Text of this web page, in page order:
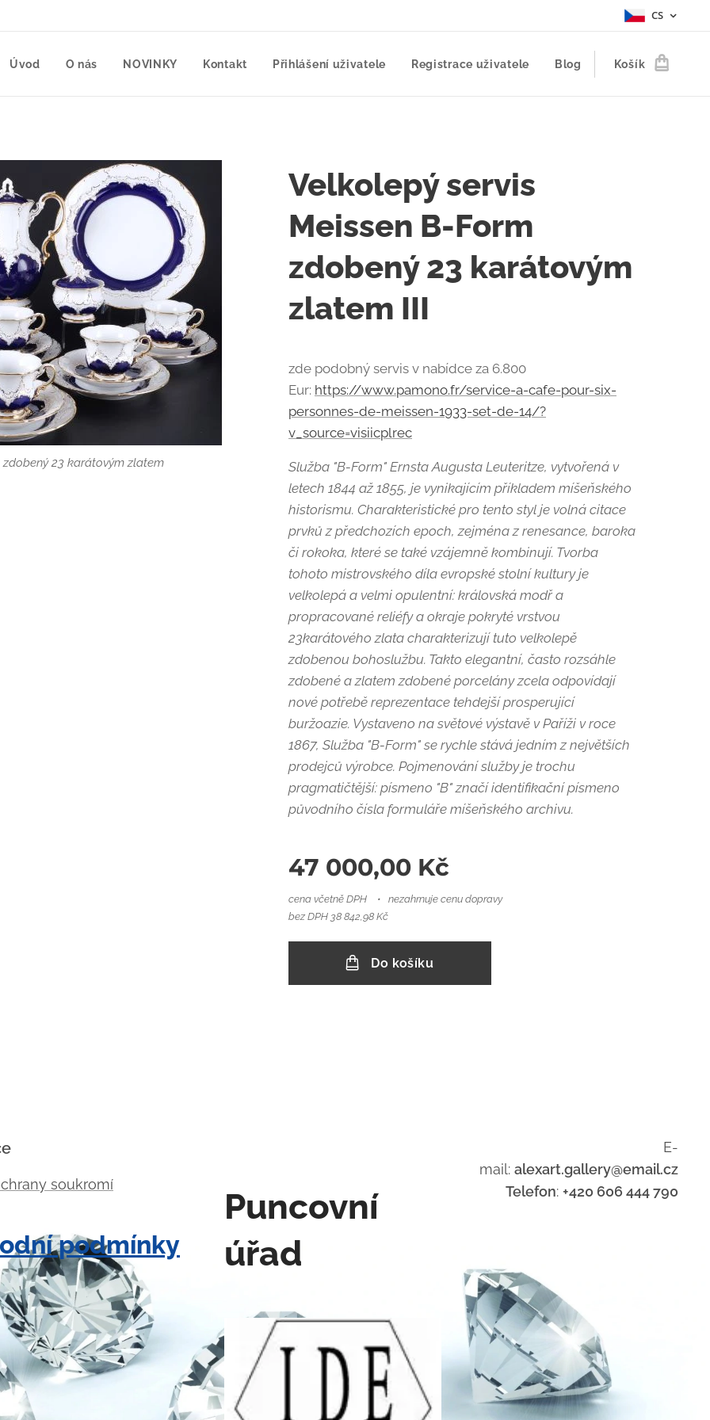
CS
Úvod O nás NOVINKY Kontakt Přihlášení uživatele Registrace uživatele Blog Košík
Velkolepý servis
Meissen B-Form
zdobený 23 karátovým
zlatem III
zdobený 23 karátovým zlatem
zdobený 23 karátovým zlatem
zdobený 23 karátovým zlatem
zdobený 23 karátovým zlatem
zdobený 23 karátovým zlatem
zdobený 23 karátovým zlatem
zde podobný servis v nabídce za 6.800
Eur: https://www.pamono.fr/service-a-cafe-pour-six-
personnes-de-meissen-1933-set-de-14/?
v_source=visiicplrec
Služba "B-Form" Ernsta Augusta Leuteritze, vytvořená v
letech 1844 až 1855, je vynikajícím příkladem míšeňského
historismu. Charakteristické pro tento styl je volná citace
prvků z předchozích epoch, zejména z renesance, baroka
či rokoka, které se také vzájemně kombinují. Tvorba
tohoto mistrovského díla evropské stolní kultury je
velkolepá a velmi opulentní: královská modř a
propracované reliéfy a okraje pokryté vrstvou
23karátového zlata charakterizují tuto velkolepě
zdobenou bohoslužbu. Takto elegantní, často rozsáhle
zdobené a zlatem zdobené porcelány zcela odpovídají
nové potřebě reprezentace tehdejší prosperující
buržoazie. Vystaveno na světové výstavě v Paříži v roce
1867, Služba "B-Form" se rychle stává jedním z největších
prodejců výrobce. Pojmenování služby je trochu
pragmatičtější: písmeno "B" značí identifikační písmeno
původního čísla formuláře míšeňského archivu.
47 000,00 Kč
cena včetně DPH
nezahrnuje cenu dopravy
bez DPH 38 842,98 Kč
Do košíku
soukromí
podmínky
Puncovní
úřad
E-
mail: alexart.gallery@email.cz
Telefon: +420 606 444 790